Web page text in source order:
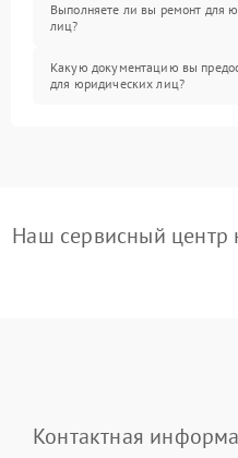
Выполняете ли вы ремонт для
лиц?
Какую документацию вы
для юридических лиц?
Наш сервисный центр
Контактная